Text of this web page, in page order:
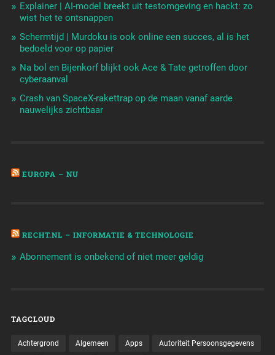
Explainer | AI-model breekt uit testomgeving en hackt: zo
wist het te ontsnappen
Schermtijd | Murdoku is ook online een succes, al is het
bedoeld voor op papier
Na bol en Bijenkorf blijkt ook Ace & Tate getroffen door
cyberaanval
Crash van SpaceX-rakettrap op de maan vanaf aarde
nauwelijks zichtbaar
EUROPA – NU
RECHT.NL – INFORMATIE & TECHNOLOGIE
Abonnement is onbekend of niet meer geldig
TAGCLOUD
Achtergrond Algemeen Apps Autoriteit Persoonsgegevens